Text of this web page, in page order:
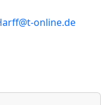
online.de